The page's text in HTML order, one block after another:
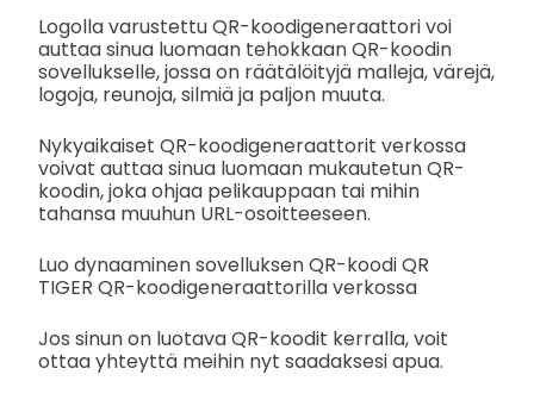
Logolla varustettu QR-koodigeneraattori voi
auttaa sinua luomaan tehokkaan QR-koodin
sovellukselle, jossa on räätälöityjä malleja, värejä,
logoja, reunoja, silmiä ja paljon muuta.
Nykyaikaiset QR-koodigeneraattorit verkossa
voivat auttaa sinua luomaan mukautetun QR-
koodin, joka ohjaa pelikauppaan tai mihin
tahansa muuhun URL-osoitteeseen.
Luo dynaaminen sovelluksen QR-koodi QR
TIGER QR-koodigeneraattorilla verkossa
Jos sinun on luotava QR-koodit kerralla, voit
ottaa yhteyttä meihin nyt saadaksesi apua.